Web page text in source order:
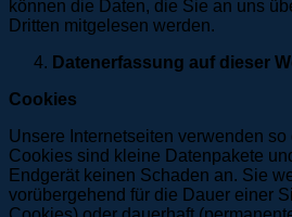
können die Daten, die Sie an uns
Dritten mitgelesen werden.
Datenerfassung auf dieser
Cookies
Unsere Internetseiten verwenden so
Cookies sind kleine Datenpakete
Endgerät keinen Schaden an. Sie
vorübergehend für die Dauer einer